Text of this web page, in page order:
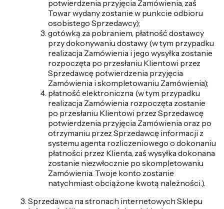
potwierdzenia przyjęcia Zamówienia, zaś
Towar wydany zostanie w punkcie odbioru
osobistego Sprzedawcy);
gotówką za pobraniem, płatność dostawcy
przy dokonywaniu dostawy (w tym przypadku
realizacja Zamówienia i jego wysyłka zostanie
rozpoczęta po przesłaniu Klientowi przez
Sprzedawcę potwierdzenia przyjęcia
Zamówienia i skompletowaniu Zamówienia);
płatność elektroniczna (w tym przypadku
realizacja Zamówienia rozpoczęta zostanie
po przesłaniu Klientowi przez Sprzedawcę
potwierdzenia przyjęcia Zamówienia oraz po
otrzymaniu przez Sprzedawcę informacji z
systemu agenta rozliczeniowego o dokonaniu
płatności przez Klienta, zaś wysyłka dokonana
zostanie niezwłocznie po skompletowaniu
Zamówienia. Twoje konto zostanie
natychmiast obciążone kwotą należności.).
Sprzedawca na stronach internetowych Sklepu